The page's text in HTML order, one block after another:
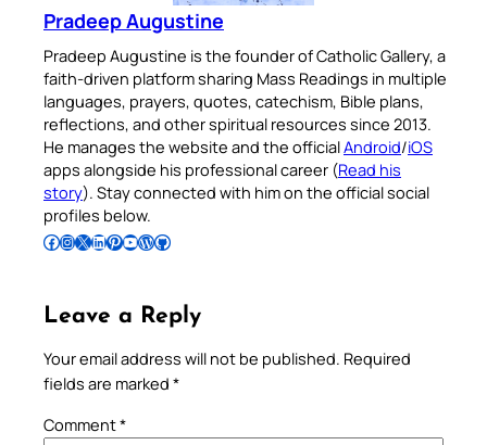
Pradeep Augustine
Pradeep Augustine is the founder of Catholic Gallery, a
faith-driven platform sharing Mass Readings in multiple
languages, prayers, quotes, catechism, Bible plans,
reflections, and other spiritual resources since 2013.
He manages the website and the officialAndroid/iOS
apps alongside his professional career (Read his
story). Stay connected with him on the official social
profiles below.
Follow Pradeep on Facebook Follow Pradeep on InstagramFollow Pradeep on X Follow Pradeep on LinkedIn Follow Pradeep on Pinterest Subscribe to Pradeep’s Youtube Channel Follow Pradeep on WordPress Follow Pradeep on GitHub
Leave a Reply
Your email address will not be published. Required
fields are marked *
Comment*